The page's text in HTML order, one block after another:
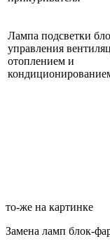
Лампа подсветки
управления
отоплением и
то-же на картинке
Замена ламп блок-